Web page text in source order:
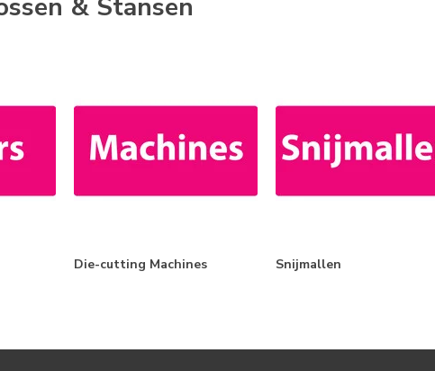
& Stansen
Die-cutting Machines Snijmallen